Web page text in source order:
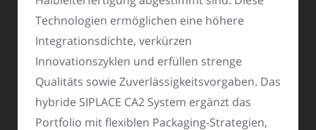
Technologien ermöglichen eine höhere
Integrationsdichte, verkürzen
Innovationszyklen und erfüllen strenge
Qualitäts sowie Zuverlässigkeitsvorgaben. Das
hybride SIPLACE CA2 System ergänzt das
Portfolio mit flexiblen Packaging-Strategien,